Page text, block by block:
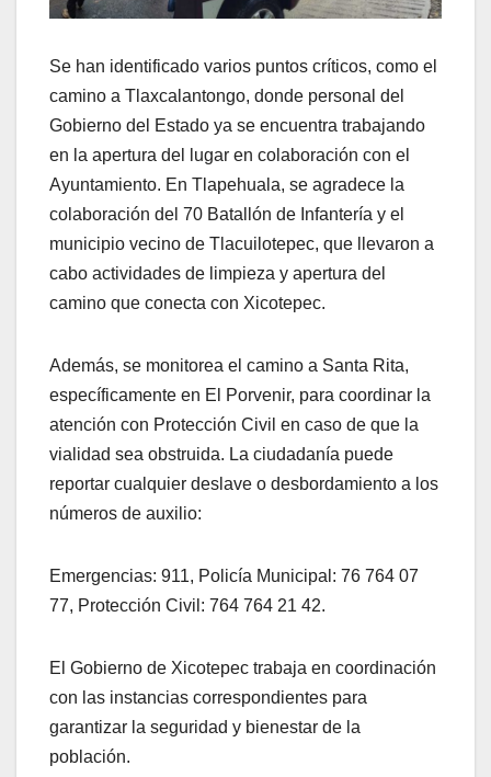
Se han identificado varios puntos críticos, como el
camino a Tlaxcalantongo, donde personal del
Gobierno del Estado ya se encuentra trabajando
en la apertura del lugar en colaboración con el
Ayuntamiento. En Tlapehuala, se agradece la
colaboración del 70 Batallón de Infantería y el
municipio vecino de Tlacuilotepec, que llevaron a
cabo actividades de limpieza y apertura del
camino que conecta con Xicotepec.
Además, se monitorea el camino a Santa Rita,
específicamente en El Porvenir, para coordinar la
atención con Protección Civil en caso de que la
vialidad sea obstruida. La ciudadanía puede
reportar cualquier deslave o desbordamiento a los
números de auxilio:
Emergencias: 911, Policía Municipal: 76 764 07
77, Protección Civil: 764 764 21 42.
El Gobierno de Xicotepec trabaja en coordinación
con las instancias correspondientes para
garantizar la seguridad y bienestar de la
población.